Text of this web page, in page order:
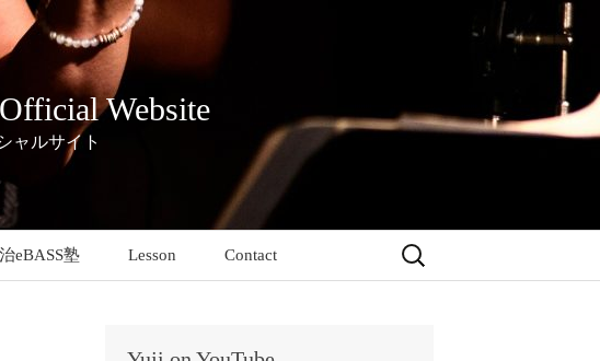
Website
ャルサイト
eBASS塾 Lesson Contact
検